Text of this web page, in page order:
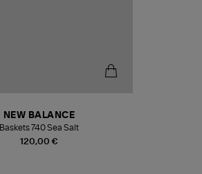
120,00 €
NEW BALANCE
Baskets 740 Sea Salt